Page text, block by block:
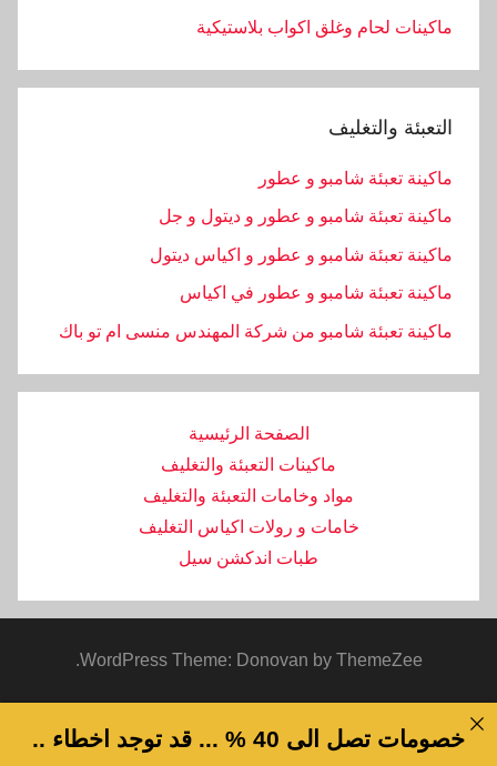
ماكينات لحام وغلق اكواب بلاستيكية
التعبئة والتغليف
ماكينة تعبئة شامبو و عطور
ماكينة تعبئة شامبو و عطور و ديتول و جل
ماكينة تعبئة شامبو و عطور و اكياس ديتول
ماكينة تعبئة شامبو و عطور في اكياس
ماكينة تعبئة شامبو من شركة المهندس منسى ام تو باك
الصفحة الرئيسية
ماكينات التعبئة والتغليف
مواد وخامات التعبئة والتغليف
خامات و رولات اكياس التغليف
طبات اندكشن سيل
WordPress Theme: Donovan by ThemeZee.
خصومات تصل الى 40 % ... قد توجد اخطاء ..